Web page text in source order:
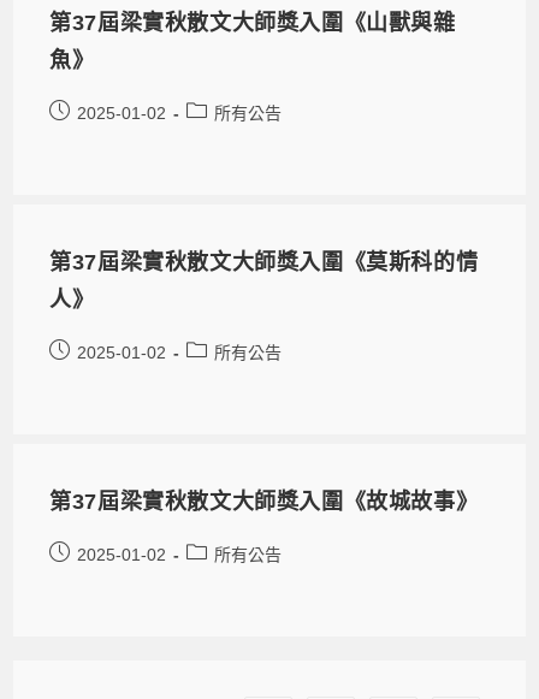
第37屆梁實秋散文大師獎入圍《山獸與雜
魚》
2025-01-02 所有公告
第37屆梁實秋散文大師獎入圍《莫斯科的情
人》
2025-01-02 所有公告
第37屆梁實秋散文大師獎入圍《故城故事》
2025-01-02 所有公告